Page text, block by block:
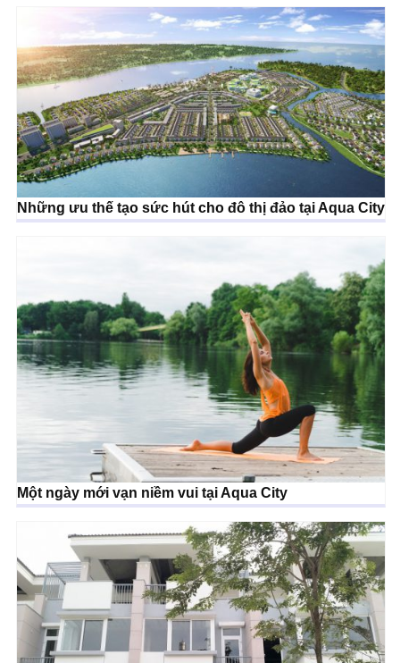
Những ưu thế tạo sức hút cho đô thị đảo tại Aqua City
Một ngày mới vạn niềm vui tại Aqua City